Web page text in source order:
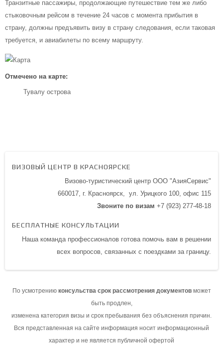
Транзитные пассажиры, продолжающие путешествие тем же либо
стыковочным рейсом в течение 24 часов с момента прибытия в
страну, должны предъявить визу в страну следования, если таковая
требуется, и авиабилеты по всему маршруту.
Отмечено на карте:
Тувалу острова
ВИЗОВЫЙ ЦЕНТР В КРАСНОЯРСКЕ
Визово-туристический центр ООО "АзияСервис"
660017, г. Красноярск, ул. Урицкого 100, офис 115
Звоните по визам +7 (923) 277-48-18
БЕСПЛАТНЫЕ КОНСУЛЬТАЦИИ
Наша команда профессионалов готова помочь вам в решении
всех вопросов, связанных с поездками за границу.
По усмотрению консульства срок рассмотрения документовможет
быть продлен,
изменена категория визы и срок пребывания без объяснения причин.
Вся представленная на сайте информация носит информационный
характер и не является публичной офертой